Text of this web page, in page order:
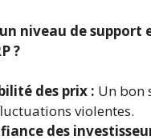
niveau de support
?
des prix : Un bon
violentes.
des